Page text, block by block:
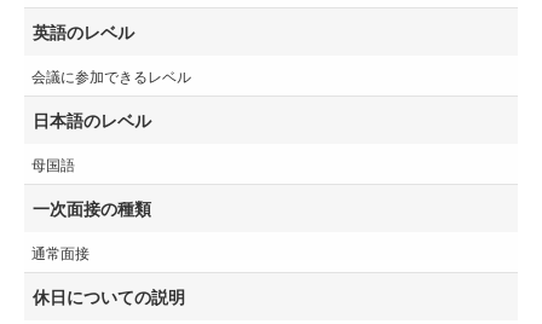
英語のレベル
会議に参加できるレベル
日本語のレベル
母国語
一次面接の種類
通常面接
休日についての説明